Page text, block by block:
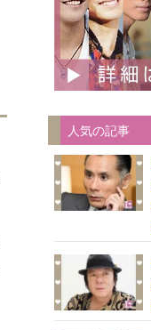
人気の記事